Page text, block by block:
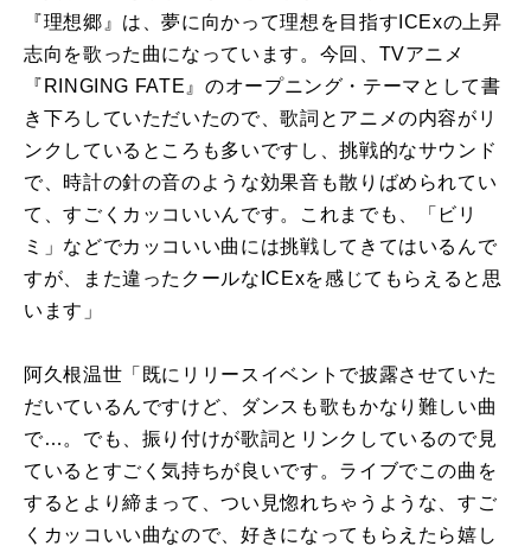
『理想郷』は、夢に向かって理想を目指す ICExの上昇
志向を歌った曲になっています。今回、TVアニメ
『 RINGING FATE 』のオープニング・テーマとして書
き下ろしていただいたので、歌詞とアニメの内容がリ
ンクしているところも多いですし、挑戦的なサウンド
で、時計の針の音のような効果音も散りばめられてい
て、すごくカッコいいんです。これまでも、「ビリ
ミ」などでカッコいい曲には挑戦してきてはいるんで
すが、また違ったクールな ICExを感じてもらえると思
います」
阿久根温世「既にリリースイベントで披露させていた
だいているんですけど、ダンスも歌もかなり難しい曲
で…。でも、振り付けが歌詞とリンクしているので見
ているとすごく気持ちが良いです。ライブでこの曲を
するとより締まって、つい見惚れちゃうような、すご
くカッコいい曲なので、好きになってもらえたら嬉し